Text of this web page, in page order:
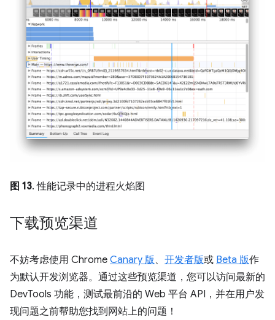
图 13. 性能记录中的进程火焰图
下载预览渠道
不妨考虑使用 Chrome Canary 版 、 开发者版或 Beta 版作
为默认开发浏览器。通过这些预览渠道，您可以访问最新的
DevTools 功能，测试最前沿的 Web 平台 API，并在用户发
现问题之前帮助您找到网站上的问题！